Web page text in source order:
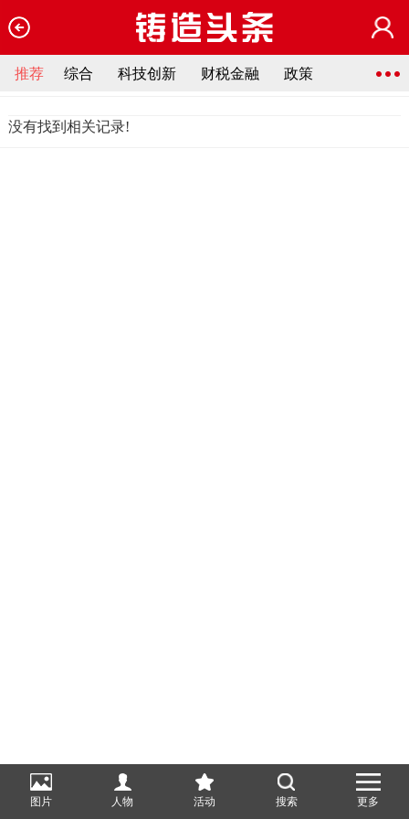
推荐 综合 科技创新 财税金融 政策
没有找到相关记录!
图片 人物 活动 搜索 更多